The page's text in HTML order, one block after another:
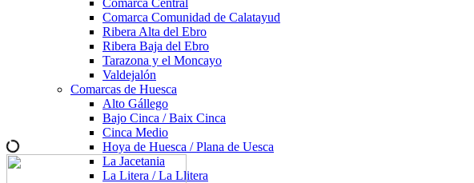
Comarca Central
Comarca Comunidad de Calatayud
Ribera Alta del Ebro
Ribera Baja del Ebro
Tarazona y el Moncayo
Valdejalón
Comarcas de Huesca
Alto Gállego
Bajo Cinca / Baix Cinca
Cinca Medio
Hoya de Huesca / Plana de Uesca
La Jacetania
La Litera / La Llitera